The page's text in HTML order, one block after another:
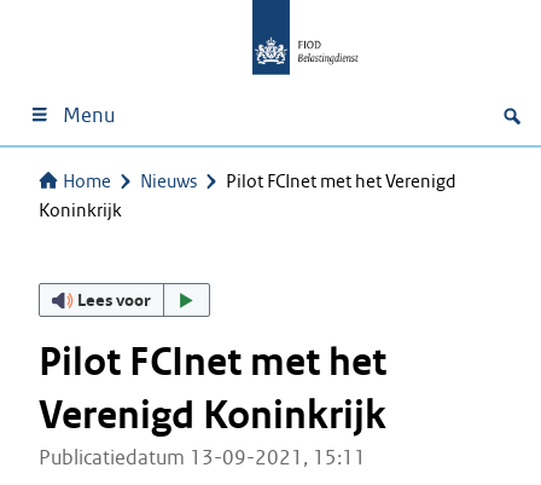
Menu
Home Nieuws
Pilot FCInet met het Verenigd
Koninkrijk
Lees voor
Pilot FCInet met het
Verenigd Koninkrijk
Publicatiedatum 13-09-2021, 15:11